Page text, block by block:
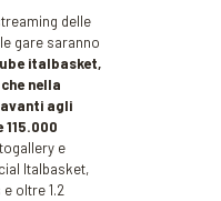
delle
gare saranno
italbasket,
nella
agli
e
Italbasket,
oltre 1.2